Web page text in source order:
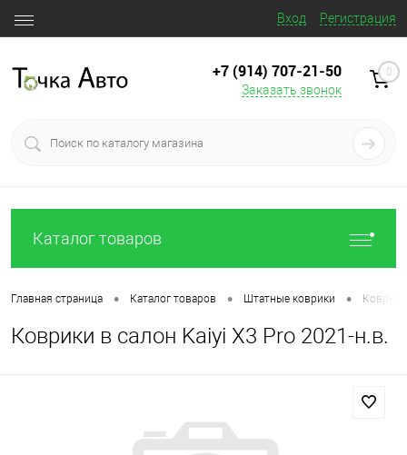
Вход Регистрация
+7 (914) 707‒21‒50
Заказать звонок
0
Каталог товаров
Главная страница • Каталог товаров • Штатные коврики •
Коврики в салон Kaiyi X3 Pro 2021-н.в.